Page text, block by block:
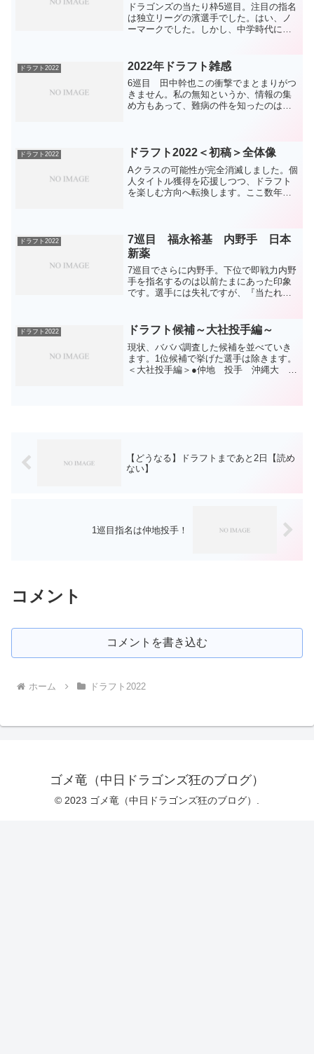
ドラゴンズの当たり枠5巡目。注目の指名
は独立リーグの濱選手でした。はい、ノ
ーマークでした。しかし、中学時代に両
ある有名人。今年のドラフトで独立リー
グからの唯一の支配下指名...
ドラフト2022 2022年ドラフト雑感
6巡目 田中幹也この衝撃でまとまりがつ
きません。私の無知というか、情報の集
め方もあって、難病の件を知ったのはド
ませんが、最推しの田中...
ドラフト2022 ドラフト2022＜初稿＞全体像
Aクラスの可能性が完全消滅しました。個
人タイトル獲得を応援しつつ、ドラフト
を楽しむ方向へ転換します。ここ数年、
YouTubeで検索して...
ドラフト2022
7巡目 福永裕基 内野手 日本
新薬
7巡目でさらに内野手。下位で即戦力内野
手を指名するのは以前たまにあった印象
です。選手には失礼ですが、『当たれば
り。5位が下位なのかは微妙で、ドラゴン
ズの当たり枠なので...
ドラフト2022 ドラフト候補～大社投手編～
現状、バババ調査した候補を並べていき
ます。1位候補で挙げた選手は除きます。
＜大社投手編＞●仲地 投手 沖縄大
【どうなる】ドラフトまであと2日【読め
ない】
1巡目指名は仲地投手！
コメント
コメントを書き込む
ホーム ドラフト2022
ゴメ竜（中日ドラゴンズ狂のブログ）
© 2023 ゴメ竜（中日ドラゴンズ狂のブログ）.